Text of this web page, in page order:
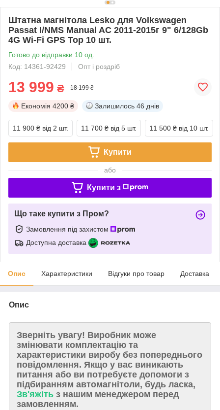
Штатна магнітола Lesko для Volkswagen
Passat I/NMS Manual AC 2011-2015г 9" 6/128Gb
4G Wi-Fi GPS Top 10 шт.
Готово до відправки 10 од.
Код: 14361-92429
Опт і роздріб
13 999 ₴ 18 199 ₴
Економія 4200 ₴ Залишилось 46 днів
11 900 ₴ від 2 шт. 11 700 ₴ від 5 шт. 11 500 ₴ від 10 шт.
Купити
або
Купити з
Що таке купити з Пром?
Замовлення під захистом
Доступна доставка
Опис Характеристики Відгуки про товар Доставка
Опис
Зверніть увагу! Виробник може
змінювати комплектацію та
характеристики виробу без попереднього
повідомлення. Якщо у вас виникають
питання або ви потребуєте допомоги з
підбиранням автомагнітоли, будь ласка,
Зв'яжіть з нашим менеджером перед
замовленням.